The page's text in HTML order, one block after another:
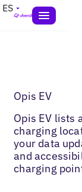
ES
Opis EV
Opis EV lists
charging
your data
and
charging